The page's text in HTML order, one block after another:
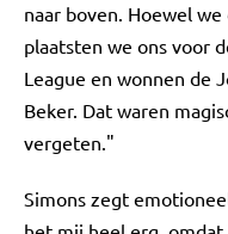
naar boven. Hoewel
plaatsten we ons voor
League en wonnen de
Beker. Dat waren
vergeten."
Simons zegt